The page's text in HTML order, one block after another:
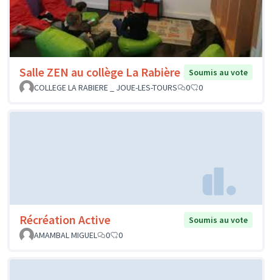
Salle ZEN au collège La Rabière
Soumis au vote
COLLEGE LA RABIERE _ JOUE-LES-TOURS
0 0
Récréation Active
Soumis au vote
AMAMBAL MIGUEL
0 0